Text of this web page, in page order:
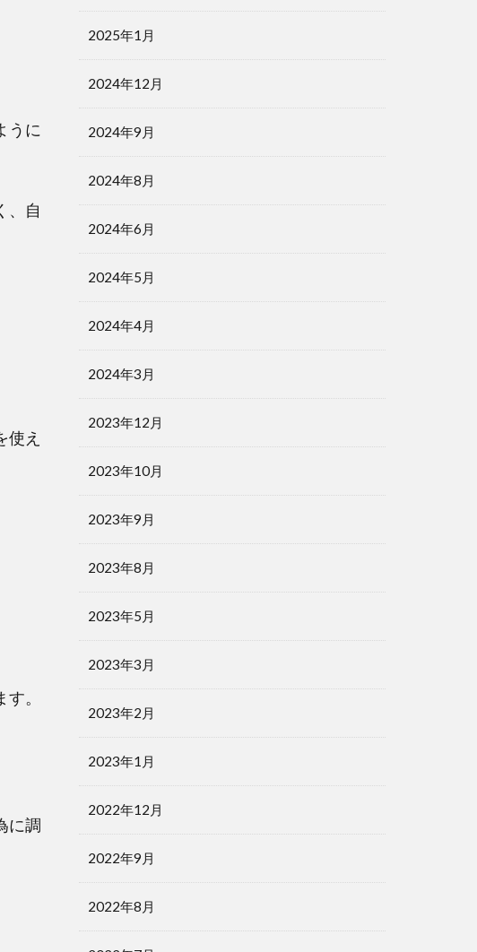
うに
、自
使え
。
に調
2025年1月
2024年12月
2024年9月
2024年8月
2024年6月
2024年5月
2024年4月
2024年3月
2023年12月
2023年10月
2023年9月
2023年8月
2023年5月
2023年3月
2023年2月
2023年1月
2022年12月
2022年9月
2022年8月